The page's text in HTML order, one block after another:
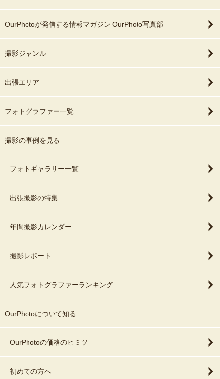
OurPhotoが発信する情報マガジン OurPhoto写真部
撮影ジャンル
出張エリア
フォトグラファー一覧
撮影の事例を見る
フォトギャラリー一覧
出張撮影の特集
年間撮影カレンダー
撮影レポート
人気フォトグラファーランキング
OurPhotoについて知る
OurPhotoの価格のヒミツ
初めての方へ